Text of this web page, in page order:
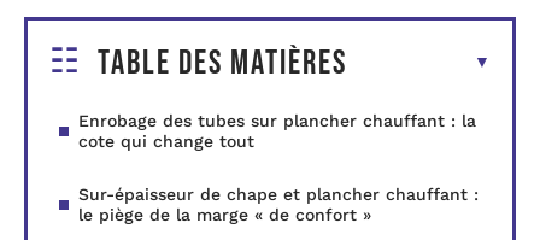
Table des matières
Enrobage des tubes sur plancher chauffant : la
cote qui change tout
Sur-épaisseur de chape et plancher chauffant :
le piège de la marge « de confort »